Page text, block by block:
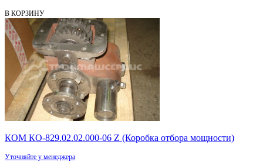
В КОРЗИНУ
КОМ КО-829.02.02.000-06 Z (Коробка отбора мощности)
Уточняйте у менеджера